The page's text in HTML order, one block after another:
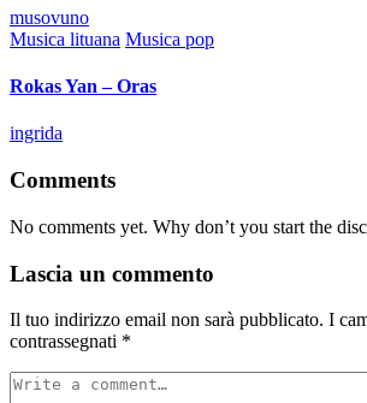
Posted
by
musovuno
Posted
Musica lituana Musica pop
Rokas Yan – Oras
Posted
ingrida
Comments
No comments yet. Why don’t you start the
Lascia un commento
Il tuo indirizzo email non sarà pubblicato. I
contrassegnati *